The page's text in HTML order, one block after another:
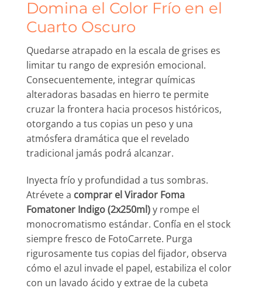
Domina el Color Frío en el
Cuarto Oscuro
Quedarse atrapado en la escala de grises es
limitar tu rango de expresión emocional.
Consecuentemente, integrar químicas
alteradoras basadas en hierro te permite
cruzar la frontera hacia procesos históricos,
otorgando a tus copias un peso y una
atmósfera dramática que el revelado
tradicional jamás podrá alcanzar.
Inyecta frío y profundidad a tus sombras.
Atrévete a comprar el Virador Foma
Fomatoner Indigo (2x250ml)y rompe el
monocromatismo estándar. Confía en el stock
siempre fresco de FotoCarrete. Purga
rigurosamente tus copias del fijador, observa
cómo el azul invade el papel, estabiliza el color
con un lavado ácido y extrae de la cubeta